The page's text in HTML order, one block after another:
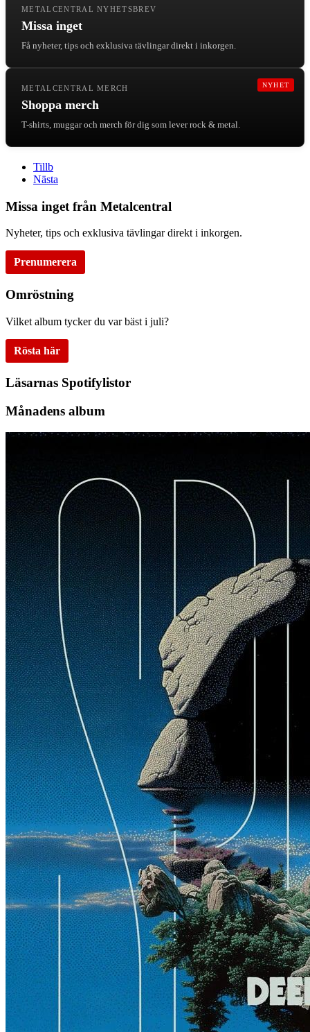
METALCENTRAL NYHETSBREV
Missa inget
Få nyheter, tips och exklusiva tävlingar direkt i inkorgen.
NYHET
METALCENTRAL MERCH
Shoppa merch
T-shirts, muggar och merch för dig som lever rock & metal.
Tillb
Nästa
Missa inget från Metalcentral
Nyheter, tips och exklusiva tävlingar direkt i inkorgen.
Prenumerera
Omröstning
Vilket album tycker du var bäst i juli?
Rösta här
Läsarnas Spotifylistor
Månadens album